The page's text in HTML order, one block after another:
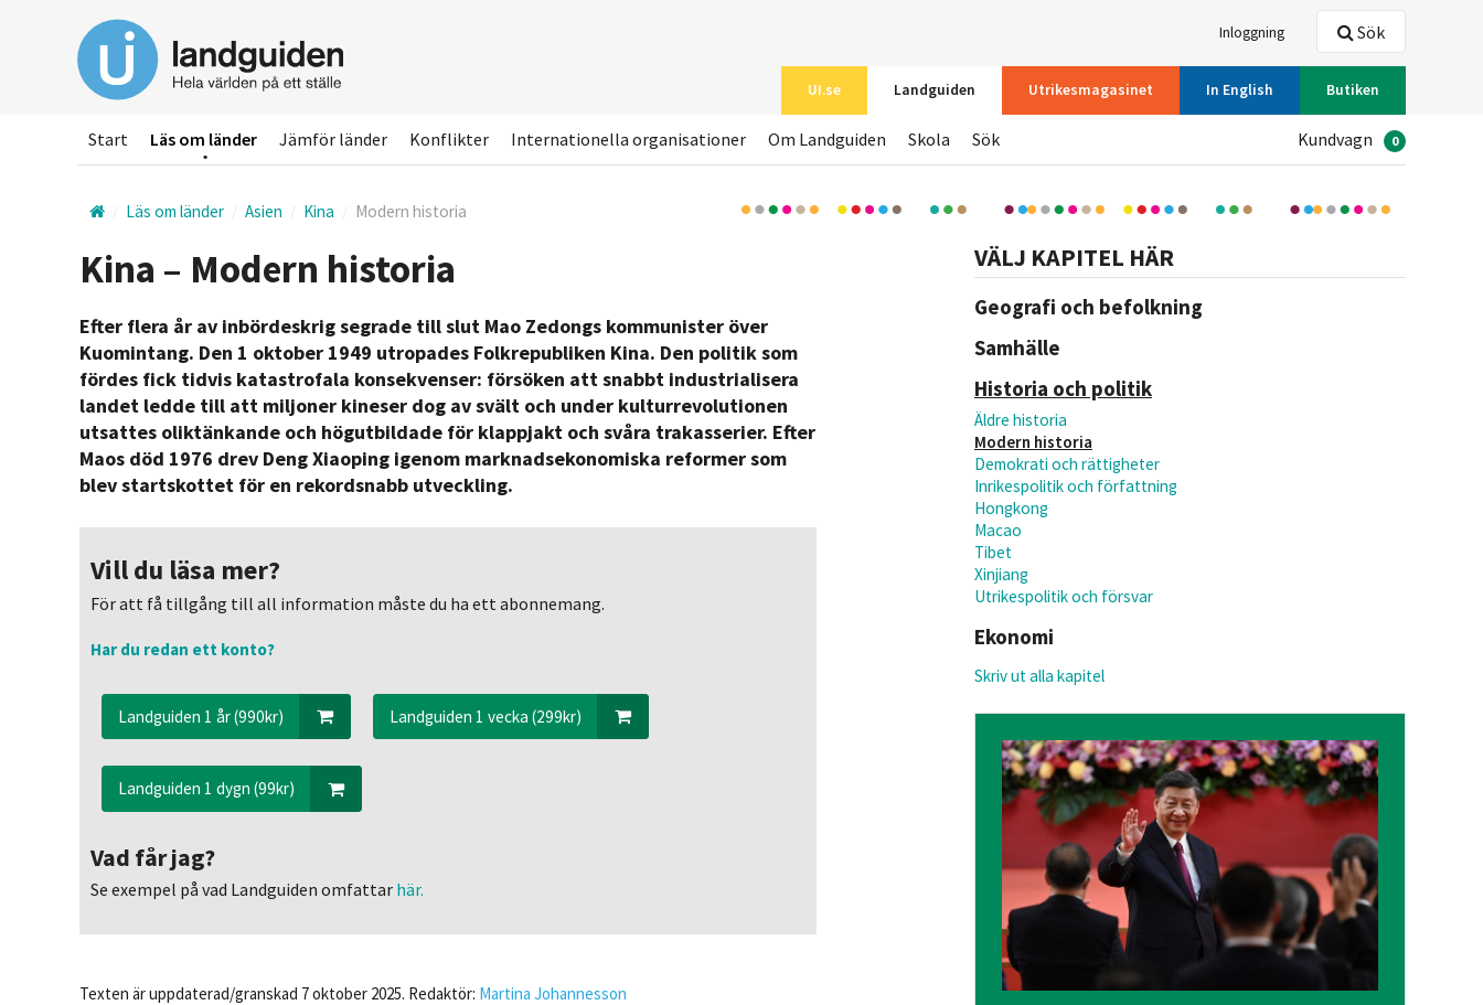
huvudinnehållet
Inloggning
UI.se Landguiden Utrikesmagasinet In English Butiken
Sök
Start Läs om länder Jämför länder Konflikter Internationella organisationer Om Landguiden Skola Sök Kundvagn 0
Läs om länder Asien Kina Modern historia
VÄLJ KAPITEL HÄR
Geografi och befolkning
Samhälle
Historia och politik
Äldre historia
Modern historia
Demokrati och rättigheter
Inrikespolitik och författning
Hongkong
Macao
Tibet
Xinjiang
Utrikespolitik och försvar
Ekonomi
Skriv ut alla kapitel
Kina – Modern historia
Efter flera år av inbördeskrig segrade till slut Mao Zedongs kommunister över
Kuomintang. Den 1 oktober 1949 utropades Folkrepubliken Kina. Den politik som
fördes fick tidvis katastrofala konsekvenser: försöken att snabbt industrialisera
landet ledde till att miljoner kineser dog av svält och under kulturrevolutionen
utsattes oliktänkande och högutbildade för klappjakt och svåra trakasserier. Efter
Maos död 1976 drev Deng Xiaoping igenom marknadsekonomiska reformer som
blev startskottet för en rekordsnabb utveckling.
Vill du läsa mer?
För att få tillgång till all information måste du ha ett abonnemang.
Har du redan ett konto?
Landguiden 1 år (990kr) Landguiden 1 vecka (299kr)
Landguiden 1 dygn (99kr)
Vad får jag?
Se exempel på vad Landguiden omfattar här.
Texten är uppdaterad/granskad 7 oktober 2025. Redaktör: Martina Johannesson